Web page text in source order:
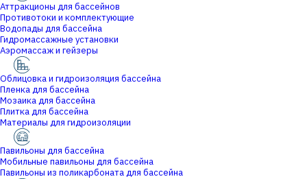
Аттракционы для бассейнов
Противотоки и комплектующие
Водопады для бассейна
Гидромассажные установки
Аэромассаж и гейзеры
Облицовка и гидроизоляция бассейна
Пленка для бассейна
Мозаика для бассейна
Плитка для бассейна
Материалы для гидроизоляции
Павильоны для бассейна
Мобильные павильоны для бассейна
Павильоны из поликарбоната для бассейна